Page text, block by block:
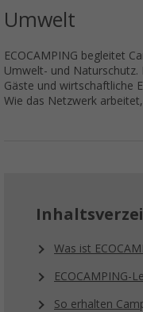
Umwelt
ECOCAMPING begleitet
Umwelt- und
Gäste und wirtschaftliche
Wie das Netzwerk
Was ist
ECOCAMPING-
So erhalten